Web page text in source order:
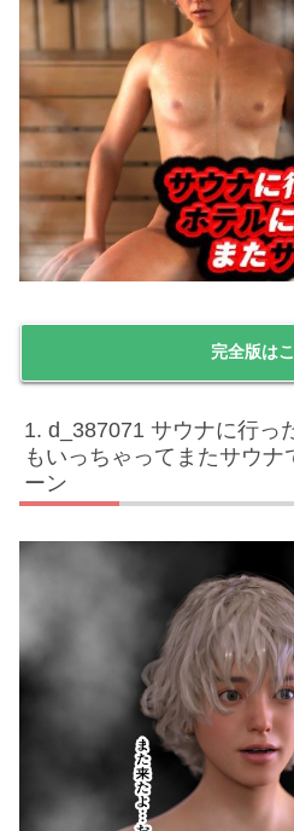
完全版は
d_387071 サウナに行っ
もいっちゃってまたサウ
ーン